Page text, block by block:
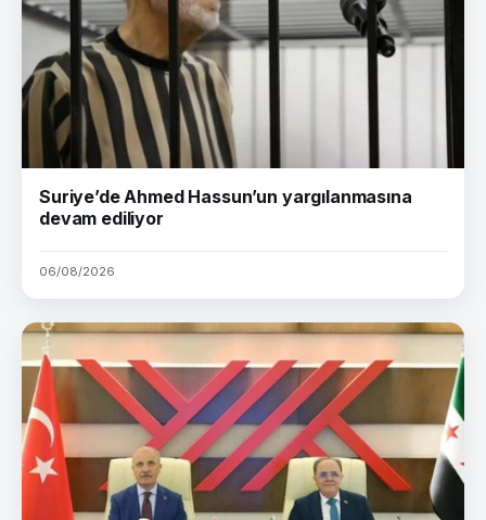
Suriye’de Ahmed Hassun’un yargılanmasına
devam ediliyor
06/08/2026